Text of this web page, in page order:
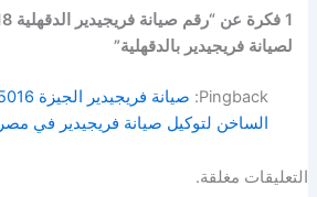
لصيانة فريجيدير بالدقهلية”
Pingback:
الساخن لتوكيل صيانة فريجيدير في مصر
التعليقات مغلقة.